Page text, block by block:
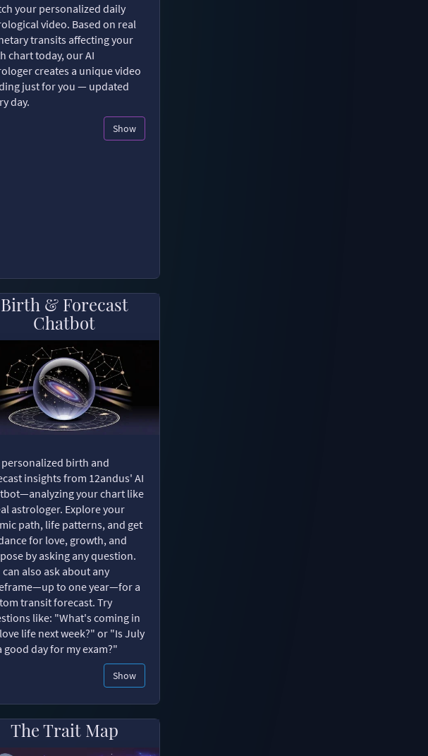
your personalized daily
video. Based on real
transits affecting your
chart today, our AI
creates a unique video
just for you — updated
day.
Show
Birth & Forecast
Chatbot
personalized birth and
insights from 12andus' AI
your chart like
astrologer. Explore your
path, life patterns, and get
for love, growth, and
by asking any question.
can also ask about any
to one year—for a
transit forecast. Try
like: "What's coming in
life next week?" or "Is July
good day for my exam?"
Show
The Trait Map